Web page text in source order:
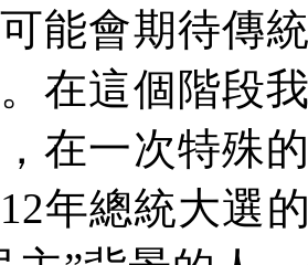
能會期待傳
在這個階段
在一次特殊
年總統大選